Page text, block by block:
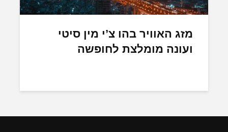
מזג האוויר בהו צ’י מין סיטי
ועונה מומלצת לחופשה